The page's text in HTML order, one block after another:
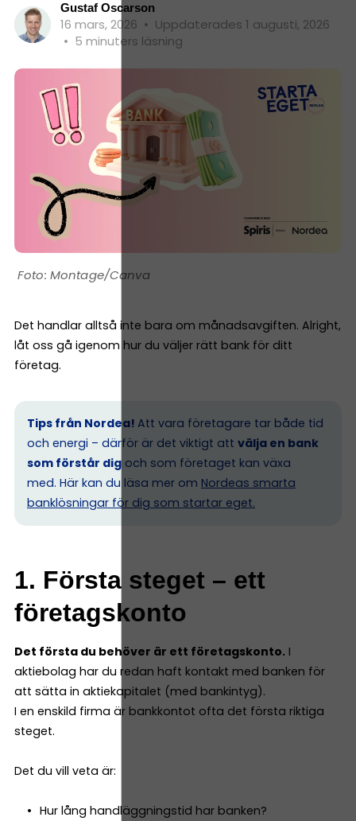
Gustaf Oscarson
16 mars, 2026 • Uppdaterades 1 augusti, 2026
• 5 minuters läsning
Montage/Canva
Det handlar alltså inte bara om månadsavgiften. Alright,
låt oss gå igenom hur du väljer rätt bank för ditt
företag.
Tips från Nordea! Att vara företagare tar både tid
och energi – därför är det viktigt att välja en bank
som förstår dig och som företaget kan växa
med. Här kan du läsa mer om Nordeas smarta
banklösningar för dig som startar eget.
1. Första steget – ett
företagskonto
Det första du behöver är ett företagskonto. I
aktiebolag har du redan haft kontakt med banken för
att sätta in aktiekapitalet (med bankintyg).
I en enskild firma är bankkontot ofta det första riktiga
steget.
Det du vill veta är:
Hur lång handläggningstid har banken?